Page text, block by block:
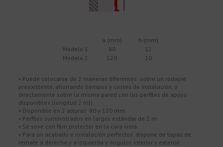
a (mm)
h (mm)
Modelo 1
80
12
Modelo 2
120 20
• Puede colocarse de 2 maneras diferentes: sobre un rodapié
preexistente, ahorrando tiempos y costes de instalación, o
directamente sobre la misma pared con los perfiles de apoyo
disponibles (longitud 2 ml).
• Disponible en 2 alturas: 80 y 120 mm.
• Perfiles suministrados en largos estándar de 2 m.
• Se sirve con film protector en la cara vista.
• Para un acabado e instalación perfectos, dispone de tapas de
remate a derecha y a izquierda y ángulos interior y exterior.